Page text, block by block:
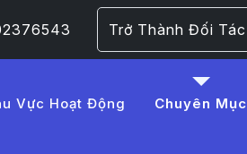
Trở Thành Đối Tác
Vực Hoạt Động Chuyên Mục